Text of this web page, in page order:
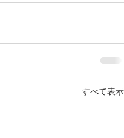
すべて表示